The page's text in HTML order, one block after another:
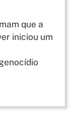
que a
iniciou um